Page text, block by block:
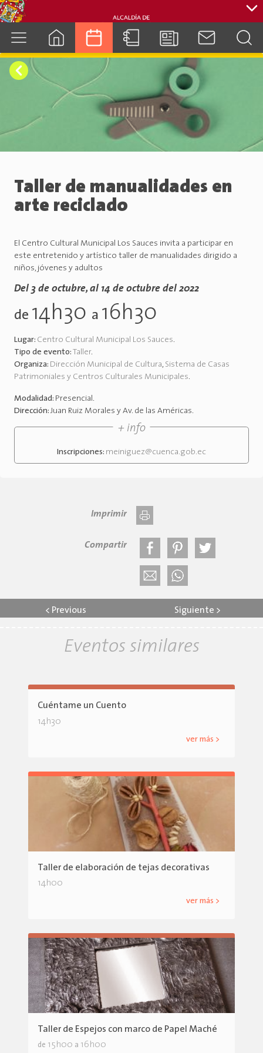
cuenca.gob.ec
Taller de manualidades en
arte reciclado
El Centro Cultural Municipal Los Sauces invita a participar en
este entretenido y artístico taller de manualidades dirigido a
niños, jóvenes y adultos
Del 3 de octubre, al 14 de octubre del 2022
de 14h30 a 16h30
Lugar: Centro Cultural Municipal Los Sauces.
Tipo de evento: Taller.
Organiza: Dirección Municipal de Cultura, Sistema de Casas
Patrimoniales y Centros Culturales Municipales.
Modalidad: Presencial.
Dirección:Juan Ruiz Morales y Av. de las Américas.
+ info
Inscripciones: meiniguez@cuenca.gob.ec
Imprimir
Compartir
< Previous Siguiente >
Eventos similares
Cuéntame un Cuento
14h30
ver más >
Taller de elaboración de tejas decorativas
14h00
ver más >
Taller de Espejos con marco de Papel Maché
de 15h00 a 16h00